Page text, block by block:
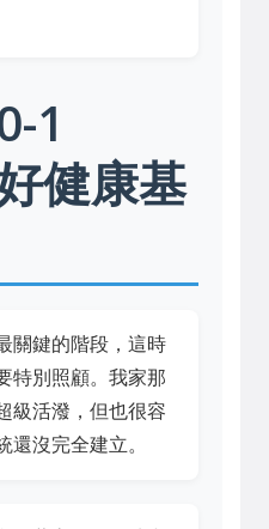
1
健康基
關鍵的階段，這時
特別照顧。我家那
級活潑，但也很容
還沒完全建立。